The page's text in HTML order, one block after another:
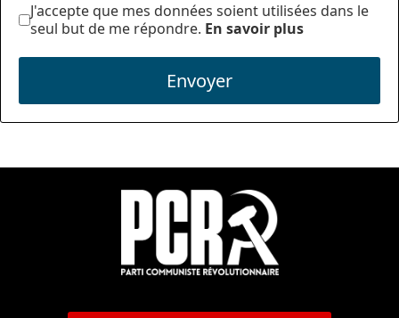
J'accepte que mes données soient utilisées dans le
seul but de me répondre. En savoir plus
Envoyer